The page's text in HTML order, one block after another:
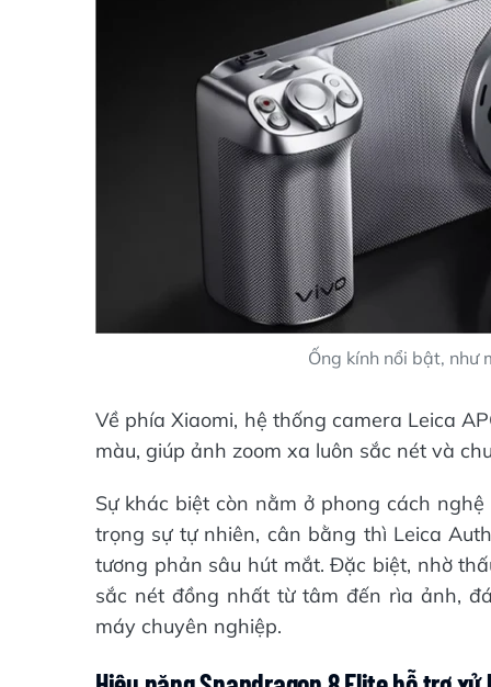
Ống kính nổi bật, như
Về phía Xiaomi, hệ thống camera Leica
màu, giúp ảnh zoom xa luôn sắc nét và
Sự khác biệt còn nằm ở phong cách
trọng sự tự nhiên, cân bằng thì Leica
tương phản sâu hút mắt. Đặc biệt, nhờ
sắc nét đồng nhất từ tâm đến rìa ảnh,
máy chuyên nghiệp.